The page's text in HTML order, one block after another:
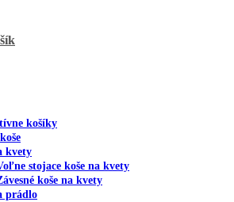
košíky
kvety
stojace koše na kvety
koše na kvety
prádlo